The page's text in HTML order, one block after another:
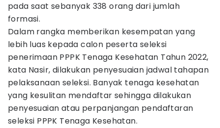
pada saat sebanyak 338 orang dari jumlah
formasi.
Dalam rangka memberikan kesempatan yang
lebih luas kepada calon peserta seleksi
penerimaan PPPK Tenaga Kesehatan Tahun 2022,
kata Nasir, dilakukan penyesuaian jadwal tahapan
pelaksanaan seleksi. Banyak tenaga kesehatan
yang kesulitan mendaftar sehingga dilakukan
penyesuaian atau perpanjangan pendaftaran
seleksi PPPK Tenaga Kesehatan.